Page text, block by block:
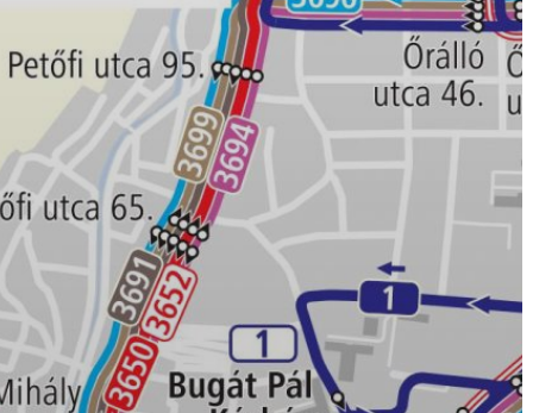
A
VÁROS
PÉNZÜGYEI